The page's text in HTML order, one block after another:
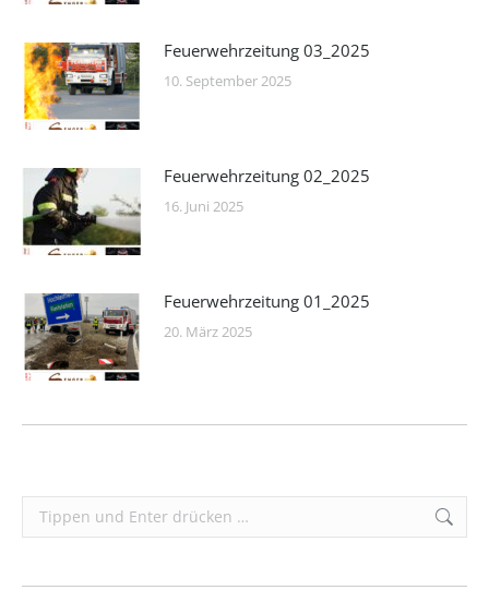
Feuerwehrzeitung 03_2025
10. September 2025
Feuerwehrzeitung 02_2025
16. Juni 2025
Feuerwehrzeitung 01_2025
20. März 2025
Search: